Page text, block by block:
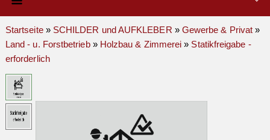
Qualität & Technik
SCHILDER und AUFKLEBER
VERKEHRSZEICHEN
Montage & Zubehör
Startseite» SCHILDER und AUFKLEBER » Gewerbe & Privat »
Land - u. Forstbetrieb» Holzbau & Zimmerei » Statikfreigabe -
erforderlich